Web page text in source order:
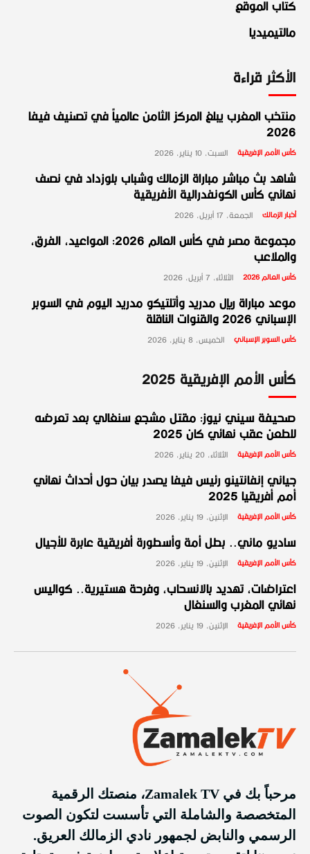
كتاب الموقع
مالتيميديا
الأكثر قراءة
منتخب المغرب يبلغ المركز الثامن عالمياً في تصنيف فيفا
2026
كأس الأمم الإفريقية السبت، 10 يناير، 2026
شاهد بث مباشر مباراة الزمالك وشباب بلوزداد في نصف
نهائي كأس الكونفدرالية الأفريقية
أخبار الزمالك الجمعة، 17 أبريل، 2026
مجموعة مصر في كأس العالم 2026: المواعيد، الفرق،
والملاعب
كأس العالم 2026 الثلاثاء، 7 أبريل، 2026
موعد مباراة ريال مدريد وأتلتيكو مدريد اليوم في السوبر
الإسباني 2026 والقنوات الناقلة
كأس السوبر الإسباني الخميس، 8 يناير، 2026
كأس الأمم الإفريقية 2025
صحيفة سيني نيوز: مقتل مشجع سنغالي بعد تعرضه
للطعن عقب نهائي كان 2025
كأس الأمم الإفريقية الثلاثاء، 20 يناير، 2026
جياني إنفانتينو رئيس فيفا يصدر بيان حول أحداث نهائي
أمم أفريقيا 2025
كأس الأمم الإفريقية الإثنين، 19 يناير، 2026
ساديو ماني.. بطل أمة وأسطورة أفريقية عابرة للأجيال
كأس الأمم الإفريقية الإثنين، 19 يناير، 2026
اعتراضات، تهديد بالانسحاب، وفرحة هستيرية.. كواليس
نهائي المغرب والسنغال
كأس الأمم الإفريقية الإثنين، 19 يناير، 2026
مرحباً بك في Zamalek TV، منصتك الرقمية
المتخصصة والشاملة التي تأسست لتكون الصوت
الرسمي والنابض لجمهور نادي الزمالك العريق.